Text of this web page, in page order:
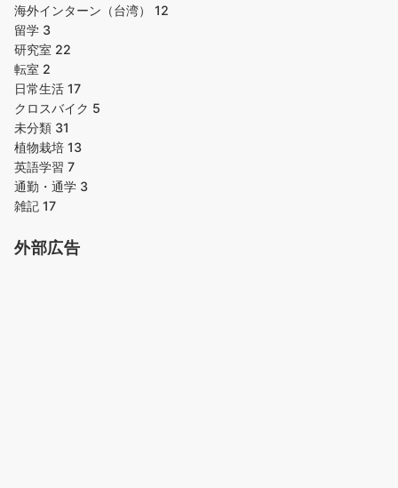
海外インターン（台湾） 12
留学 3
研究室 22
転室 2
日常生活 17
クロスバイク 5
未分類 31
植物栽培 13
英語学習 7
通勤・通学 3
雑記 17
外部広告